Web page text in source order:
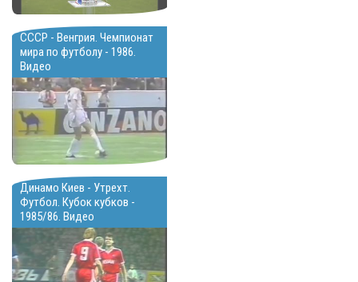
СССР - Венгрия. Чемпионат
мира по футболу - 1986.
Видео
Динамо Киев - Утрехт.
Футбол. Кубок кубков -
1985/86. Видео